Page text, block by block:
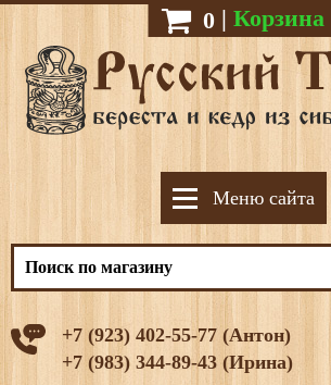
0 | Корзина
Меню сайта
+7 (923) 402-55-77 (Антон)
+7 (983) 344-89-43 (Ирина)